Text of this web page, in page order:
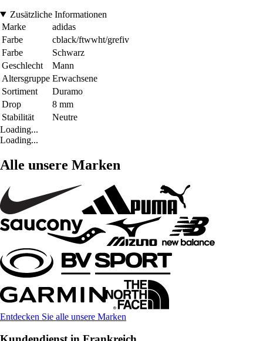
Zusätzliche Informationen
Marke
adidas
Farbe
cblack/ftwwht/grefiv
Farbe
Schwarz
Geschlecht
Mann
Altersgruppe Erwachsene
Sortiment
Duramo
Drop
8 mm
Stabilität
Neutre
Loading...
Loading...
Alle unsere Marken
Entdecken Sie alle unsere Marken